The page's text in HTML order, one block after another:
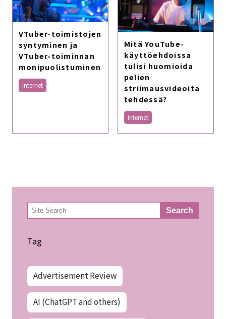
VTuber-toimistojen
syntyminen ja
VTuber-toiminnan
monipuolistuminen
Internet
Mitä YouTube-
käyttöehdoissa
tulisi huomioida
pelien
striimausvideoita
tehdessä?
Internet
検
索 Search
Tag
Advertisement Review
AI (ChatGPT and others)